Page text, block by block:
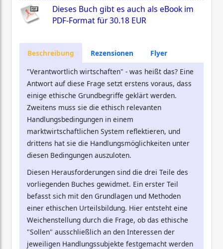
Dieses Buch gibt es auch als eBook im
PDF-Format für30.18 EUR
Beschreibung Rezensionen
Flyer
"Verantwortlich wirtschaften" - was heißt das? Eine
Antwort auf diese Frage setzt erstens voraus, dass
einige ethische Grundbegriffe geklärt werden.
Zweitens muss sie die ethisch relevanten
Handlungsbedingungen in einem
marktwirtschaftlichen System reflektieren, und
drittens hat sie die Handlungsmöglichkeiten unter
diesen Bedingungen auszuloten.
Diesen Herausforderungen sind die drei Teile des
vorliegenden Buches gewidmet. Ein erster Teil
befasst sich mit den Grundlagen und Methoden
einer ethischen Urteilsbildung. Hier entsteht eine
Weichenstellung durch die Frage, ob das ethische
"Sollen" ausschließlich an den Interessen der
jeweiligen Handlungssubjekte festgemacht werden